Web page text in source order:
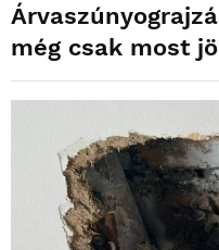
még csak most